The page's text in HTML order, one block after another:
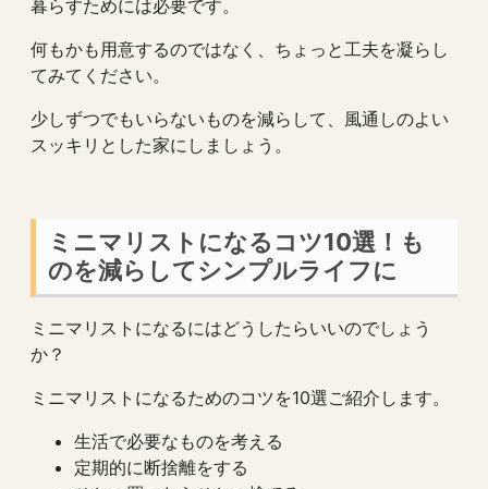
暮らすためには必要です。
何もかも用意するのではなく、ちょっと工夫を凝らし
てみてください。
少しずつでもいらないものを減らして、風通しのよい
スッキリとした家にしましょう。
ミニマリストになるコツ10選！も
のを減らしてシンプルライフに
ミニマリストになるにはどうしたらいいのでしょう
か？
ミニマリストになるためのコツを10選ご紹介します。
生活で必要なものを考える
定期的に断捨離をする